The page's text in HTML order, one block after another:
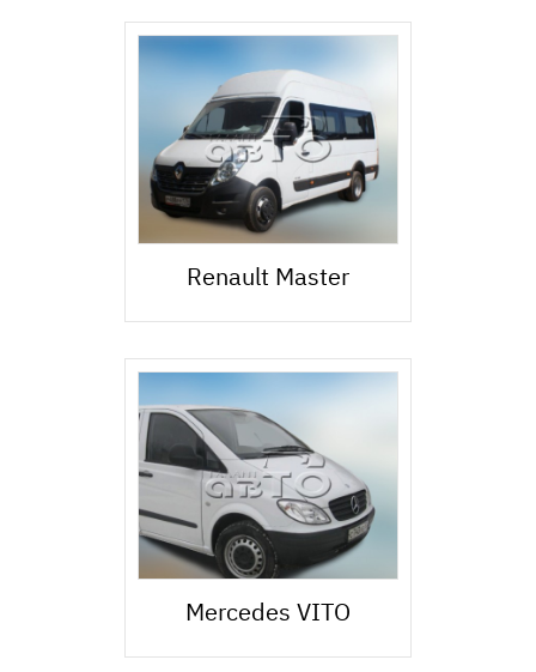
Renault Master
Mercedes VITO